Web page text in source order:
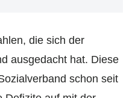
die sich der
ausgedacht hat. Diese
schon seit